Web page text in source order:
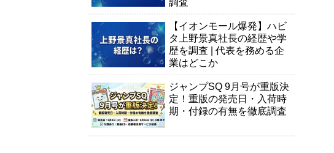
【イオンモール爆発】ハビ
タ上野景真社長の経歴や学
歴を調査 | 代表を務める企
業はどこか
ジャンプSQ 9月号が重版決
定！重版の発売日・入荷時
期・付録の有無を徹底調査